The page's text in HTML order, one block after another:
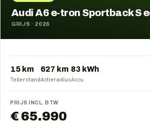
Audi A6 e-tron Sportback S
GRIJS · 2026
15 km
Tellerstand
627 km
Actieradius
83 kWh
Accu
PRIJS INCL. BTW
€ 65.990